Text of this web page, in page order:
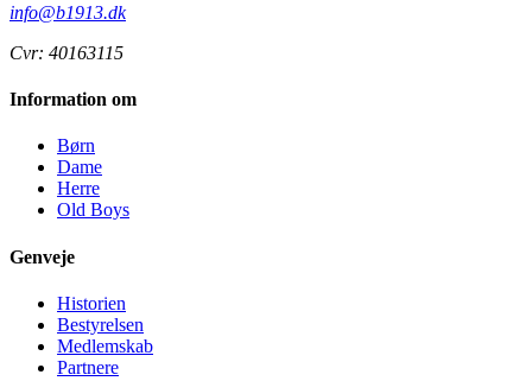
info@b1913.dk
Cvr: 40163115
Information om
Børn
Dame
Herre
Old Boys
Genveje
Historien
Bestyrelsen
Medlemskab
Partnere